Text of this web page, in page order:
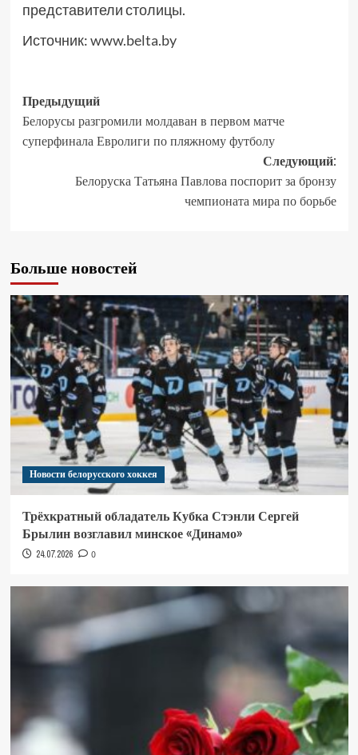
представители столицы.
Источник:www.belta.by
Предыдущий
Белорусы разгромили молдаван в первом матче
суперфинала Евролиги по пляжному футболу
Следующий:
Белоруска Татьяна Павлова поспорит за бронзу
чемпионата мира по борьбе
Больше новостей
Новости белорусского хоккея
Трёхкратный обладатель Кубка Стэнли Сергей
Брылин возглавил минское «Динамо»
24.07.2026 0